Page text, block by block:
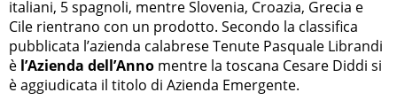
italiani, 5 spagnoli, mentre Slovenia, Croazia, Grecia e
Cile rientrano con un prodotto. Secondo la classifica
pubblicata l’azienda calabrese Tenute Pasquale Librandi
è l’Azienda dell’Anno mentre la toscana Cesare Diddi si
è aggiudicata il titolo di Azienda Emergente.